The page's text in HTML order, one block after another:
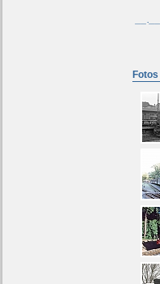
Fotos